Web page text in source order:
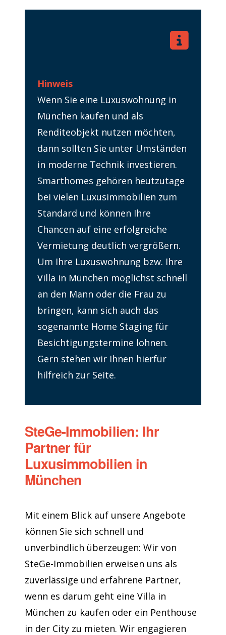
Hinweis
Wenn Sie eine Luxuswohnung in
München kaufen und als
Renditeobjekt nutzen möchten,
dann sollten Sie unter Umständen
in moderne Technik investieren.
Smarthomes gehören heutzutage
bei vielen Luxusimmobilien zum
Standard und können Ihre
Chancen auf eine erfolgreiche
Vermietung deutlich vergrößern.
Um Ihre Luxuswohnung bzw. Ihre
Villa in München möglichst schnell
an den Mann oder die Frau zu
bringen, kann sich auch das
sogenannte Home Staging für
Besichtigungstermine lohnen.
Gern stehen wir Ihnen hierfür
hilfreich zur Seite.
SteGe-Immobilien: Ihr
Partner für
Luxusimmobilien in
München
Mit einem Blick auf unsere Angebote
können Sie sich schnell und
unverbindlich überzeugen: Wir von
SteGe-Immobilien erweisen uns als
zuverlässige und erfahrene Partner,
wenn es darum geht eine Villa in
München zu kaufen oder ein Penthouse
in der City zu mieten. Wir engagieren